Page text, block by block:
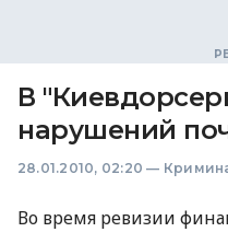
В
нарушений
28.01.2010, 02:20 —
Во время ревизии